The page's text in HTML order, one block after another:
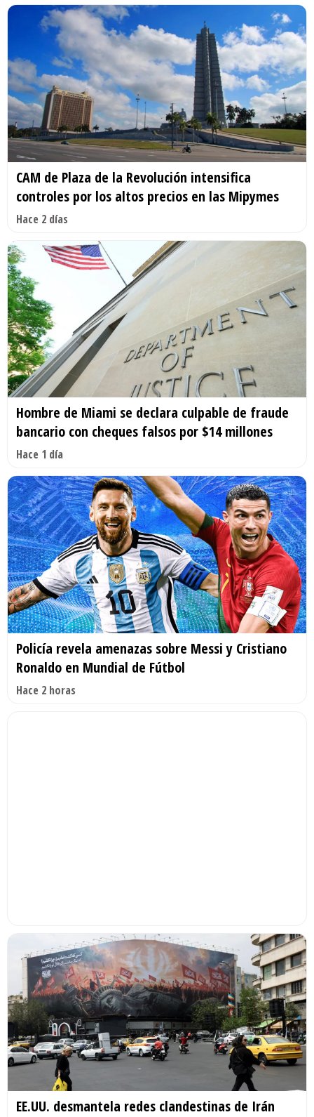
CAM de Plaza de la Revolución intensifica
controles por los altos precios en las Mipymes
Hace 2 días
Hombre de Miami se declara culpable de fraude
bancario con cheques falsos por $14 millones
Hace 1 día
Policía revela amenazas sobre Messi y Cristiano
Ronaldo en Mundial de Fútbol
Hace 2 horas
EE.UU. desmantela redes clandestinas de Irán